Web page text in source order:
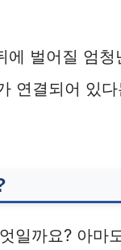
벌어질 엄
연결되어 있
일까요? 아마